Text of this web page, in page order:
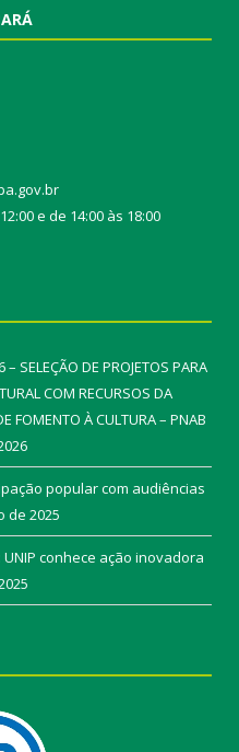
e de 14:00 às 18:00
SELEÇÃO DE PROJETOS PARA
COM RECURSOS DA
FOMENTO À CULTURA – PNAB
popular com audiências
de 2025
conhece ação inovadora